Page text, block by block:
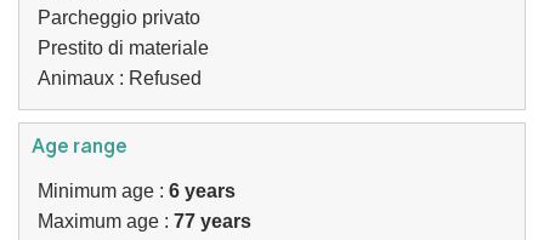
Parcheggio privato
Prestito di materiale
Animaux : Refused
Age range
Minimum age : 6 years
Maximum age : 77 years